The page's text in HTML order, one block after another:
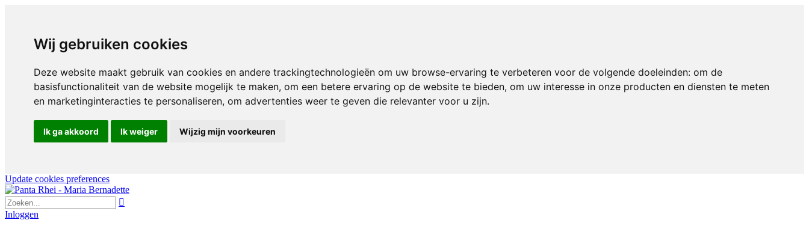
Wij gebruiken cookies
Deze website maakt gebruik van cookies en andere trackingtechnologieën om uw browse-ervaring te verbeteren voor de volgende doeleinden: om de
basisfunctionaliteit van de website mogelijk te maken, om een betere ervaring op de website te bieden, om uw interesse in onze producten en diensten te meten
en marketinginteracties te personaliseren, om advertenties weer te geven die relevanter voor u zijn.
Ik ga akkoord Ik weiger Wijzig mijn voorkeuren
Update cookies preferences

Inloggen